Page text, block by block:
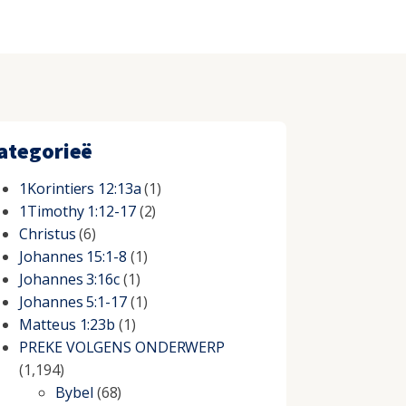
1Korintiers 12:13a(1)
1Timothy 1:12-17(2)
Christus(6)
Johannes 15:1-8 (1)
Johannes 3:16c(1)
Johannes 5:1-17(1)
Matteus 1:23b (1)
PREKE VOLGENS ONDERWERP
(1,194)
Bybel (68)